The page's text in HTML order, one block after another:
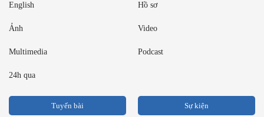
English Hồ sơ
Ảnh Video
Multimedia Podcast
24h qua
Tuyến bài Sự kiện